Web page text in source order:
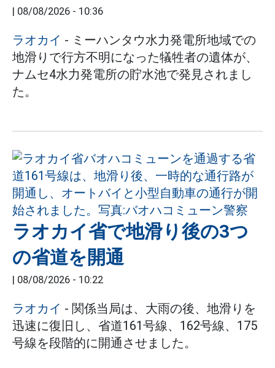
| 08/08/2026 - 10:36
ラオカイ - ミーハンタウ水力発電所地域での
地滑りで行方不明になった犠牲者の遺体が、
ナムセ4水力発電所の貯水池で発見されまし
た。
ラオカイ省で地滑り後の3つ
の省道を開通
| 08/08/2026 - 10:22
ラオカイ - 関係当局は、大雨の後、地滑りを
迅速に復旧し、省道161号線、162号線、175
号線を段階的に開通させました。